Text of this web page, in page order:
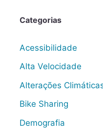
Categorias
Acessibilidade
Alta Velocidade
Alterações
Bike Sharing
Demografia